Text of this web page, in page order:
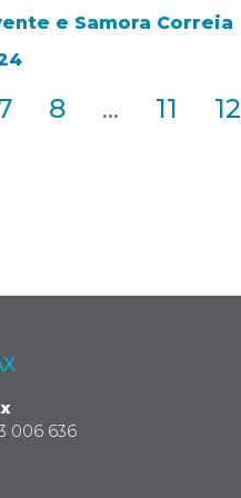
e Samora Correia
8 ... 11 12
006 636